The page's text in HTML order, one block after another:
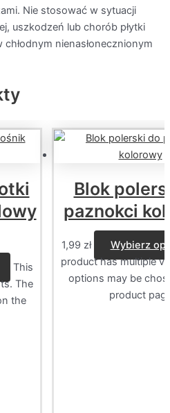
Nie stosować w sytuacji
uszkodzeń lub chorób płytki
nienasłonecznionym
This
The
the
Blok
paznokci
1,99 zł
Wybierz
product has multiple
options may be
product